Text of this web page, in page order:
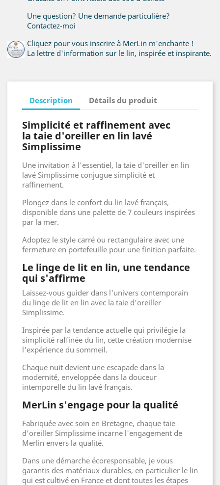
Une question? Une demande particulière?
Contactez-moi
Cliquez pour vous inscrire à MerLin m'enchante !
La lettre d'information sur le lin, inspirée et inspirante.
Description Détails du produit
Simplicité et raffinement avec
la taie d'oreiller en lin lavé
Simplissime
Une invitation à l'essentiel, la taie d'oreiller en lin
lavé Simplissime conjugue simplicité et
raffinement.
Plongez dans le confort du lin lavé français,
disponible dans une palette de 7 couleurs inspirées
par la mer.
Adoptez le style carré ou rectangulaire avec une
fermeture en portefeuille pour une finition parfaite.
Le linge de lit en lin, une tendance
qui s'affirme
Laissez-vous guider dans l'univers contemporain
du linge de lit en lin avec la taie d'oreiller
Simplissime.
Inspirée par la tendance actuelle qui privilégie la
simplicité raffinée du lin, cette création modernise
l'expérience du sommeil.
Chaque nuit devient une escapade dans la
modernité, enveloppée dans la douceur
intemporelle du lin lavé français.
MerLin s'engage pour la qualité
Fabriquée avec soin en Bretagne, chaque taie
d'oreiller Simplissime incarne l'engagement de
Merlin envers la qualité.
Dans une démarche écoresponsable, je vous
garantis des matériaux durables, en particulier le lin
qui est cultivé en France et dont toutes les étapes